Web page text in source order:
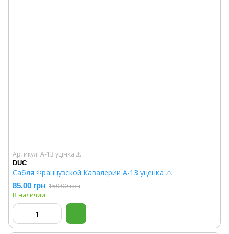
Артикул: A-13 уцінка ⚠️
DUC
Сабля Французской Кавалерии A-13 уценка ⚠️
85.00 грн 150.00 грн
В наличии